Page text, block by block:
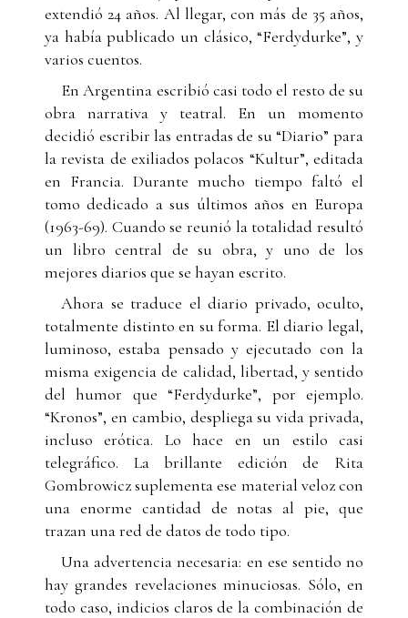
extendió 24 años. Al llegar, con más de 35 años,
ya había publicado un clásico, “Ferdydurke”, y
varios cuentos.
En Argentina escribió casi todo el resto de su
obra narrativa y teatral. En un momento
decidió escribir las entradas de su “Diario” para
la revista de exiliados polacos “Kultur”, editada
en Francia. Durante mucho tiempo faltó el
tomo dedicado a sus últimos años en Europa
(1963-69). Cuando se reunió la totalidad resultó
un libro central de su obra, y uno de los
mejores diarios que se hayan escrito.
Ahora se traduce el diario privado, oculto,
totalmente distinto en su forma. El diario legal,
luminoso, estaba pensado y ejecutado con la
misma exigencia de calidad, libertad, y sentido
del humor que “Ferdydurke”, por ejemplo.
“Kronos”, en cambio, despliega su vida privada,
incluso erótica. Lo hace en un estilo casi
telegráfico. La brillante edición de Rita
Gombrowicz suplementa ese material veloz con
una enorme cantidad de notas al pie, que
trazan una red de datos de todo tipo.
Una advertencia necesaria: en ese sentido no
hay grandes revelaciones minuciosas. Sólo, en
todo caso, indicios claros de la combinación de